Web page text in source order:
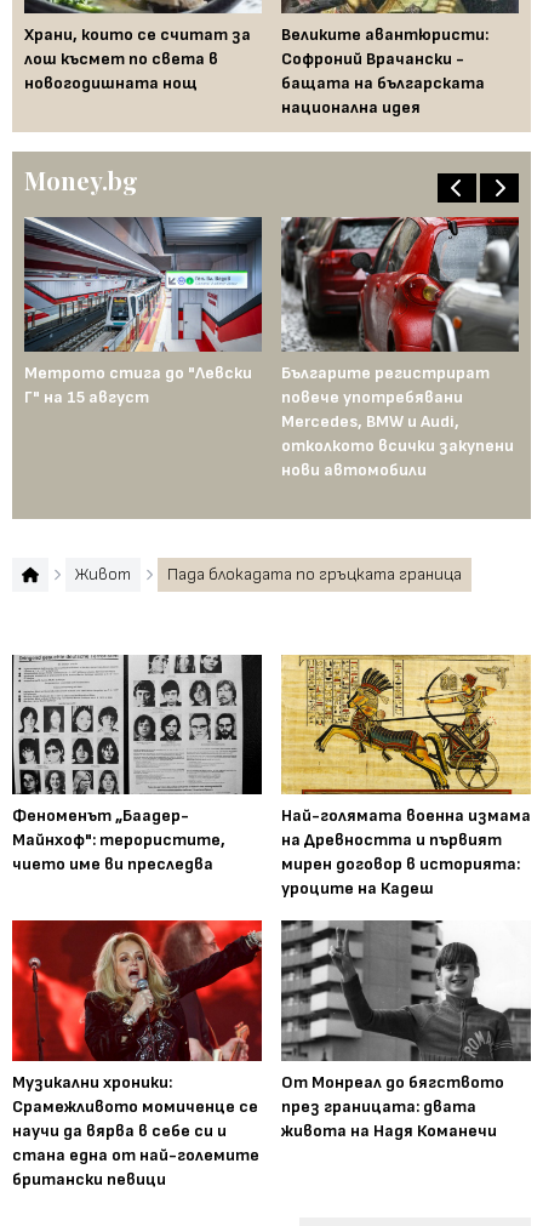
Храни, които се считат за
лош късмет по света в
новогодишната нощ
Великите авантюристи:
Софроний Врачански -
бащата на българската
национална идея
Money.bg
Метрото стига до "Левски
Г" на 15 август
Българите регистрират
повече употребявани
Mercedes, BMW и Audi,
отколкото всички закупени
нови автомобили
Живот Пада блокадата по гръцката граница
Феноменът „Баадер-
Майнхоф": терористите,
чието име ви преследва
Най-голямата военна измама
на Древността и първият
мирен договор в историята:
уроците на Кадеш
Музикални хроники:
Срамежливото момиченце се
научи да вярва в себе си и
стана една от най-големите
британски певици
От Монреал до бягството
през границата: двата
живота на Надя Команечи